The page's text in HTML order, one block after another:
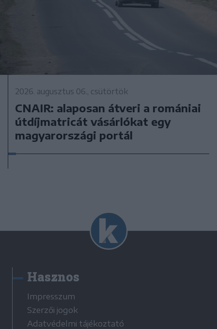
2026. augusztus 06., csütörtök
CNAIR: alaposan átveri a romániai
útdíjmatricát vásárlókat egy
magyarországi portál
Hasznos
Impresszum
Szerzői jogok
Adatvédelmi tájékoztató